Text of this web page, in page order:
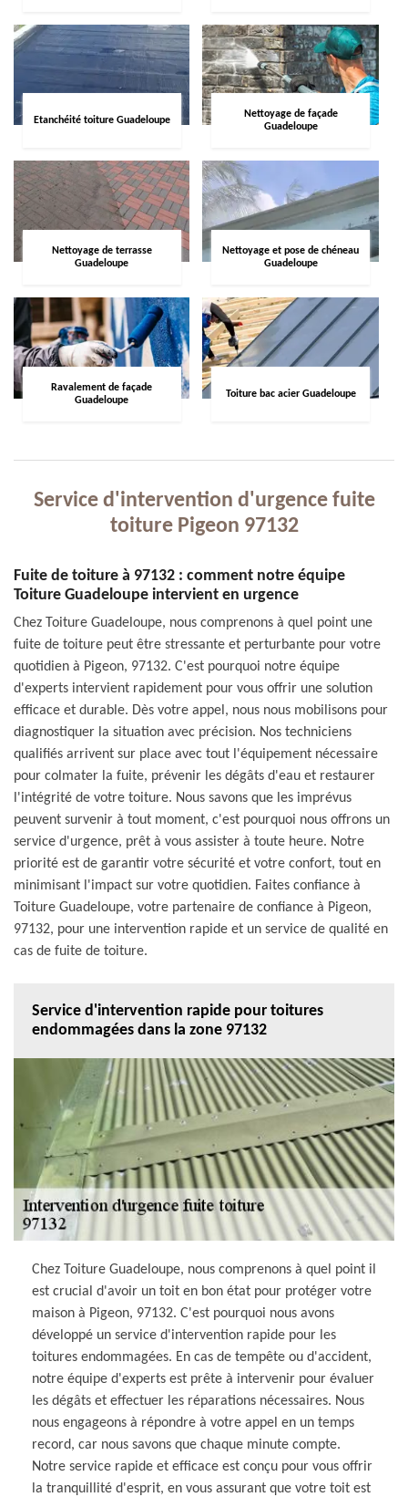
Etanchéité toiture Guadeloupe
Nettoyage de façade
Guadeloupe
Nettoyage de terrasse
Guadeloupe
Nettoyage et pose de chéneau
Guadeloupe
Ravalement de façade
Guadeloupe
Toiture bac acier Guadeloupe
Service d'intervention d'urgence fuite
toiture Pigeon 97132
Fuite de toiture à 97132 : comment notre équipe
Toiture Guadeloupe intervient en urgence
Chez Toiture Guadeloupe, nous comprenons à quel point une
fuite de toiture peut être stressante et perturbante pour votre
quotidien à Pigeon, 97132. C'est pourquoi notre équipe
d'experts intervient rapidement pour vous offrir une solution
efficace et durable. Dès votre appel, nous nous mobilisons pour
diagnostiquer la situation avec précision. Nos techniciens
qualifiés arrivent sur place avec tout l'équipement nécessaire
pour colmater la fuite, prévenir les dégâts d'eau et restaurer
l'intégrité de votre toiture. Nous savons que les imprévus
peuvent survenir à tout moment, c'est pourquoi nous offrons un
service d'urgence, prêt à vous assister à toute heure. Notre
priorité est de garantir votre sécurité et votre confort, tout en
minimisant l'impact sur votre quotidien. Faites confiance à
Toiture Guadeloupe, votre partenaire de confiance à Pigeon,
97132, pour une intervention rapide et un service de qualité en
cas de fuite de toiture.
Service d'intervention rapide pour toitures
endommagées dans la zone 97132
Chez Toiture Guadeloupe, nous comprenons à quel point il
est crucial d'avoir un toit en bon état pour protéger votre
maison à Pigeon, 97132. C'est pourquoi nous avons
développé un service d'intervention rapide pour les
toitures endommagées. En cas de tempête ou d'accident,
notre équipe d'experts est prête à intervenir pour évaluer
les dégâts et effectuer les réparations nécessaires. Nous
nous engageons à répondre à votre appel en un temps
record, car nous savons que chaque minute compte.
Notre service rapide et efficace est conçu pour vous offrir
la tranquillité d'esprit, en vous assurant que votre toit est